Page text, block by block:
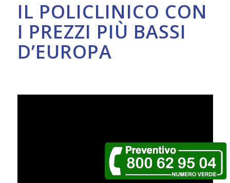
IL POLICLINICO CON
I PREZZI PIÙ BASSI
D’EUROPA